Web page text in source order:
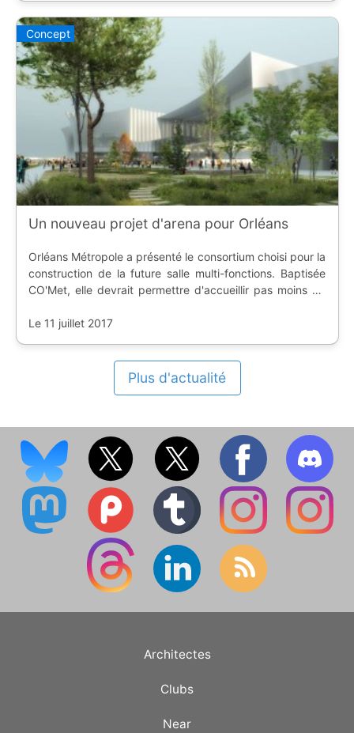
Concept
Un nouveau projet d'arena pour Orléans
Orléans Métropole a présenté le consortium choisi pour la
construction de la future salle multi-fonctions. Baptisée
CO'Met, elle devrait permettre d'accueillir pas moins de
Le 11 juillet 2017
Plus d'actualité
Architectes
Clubs
Near